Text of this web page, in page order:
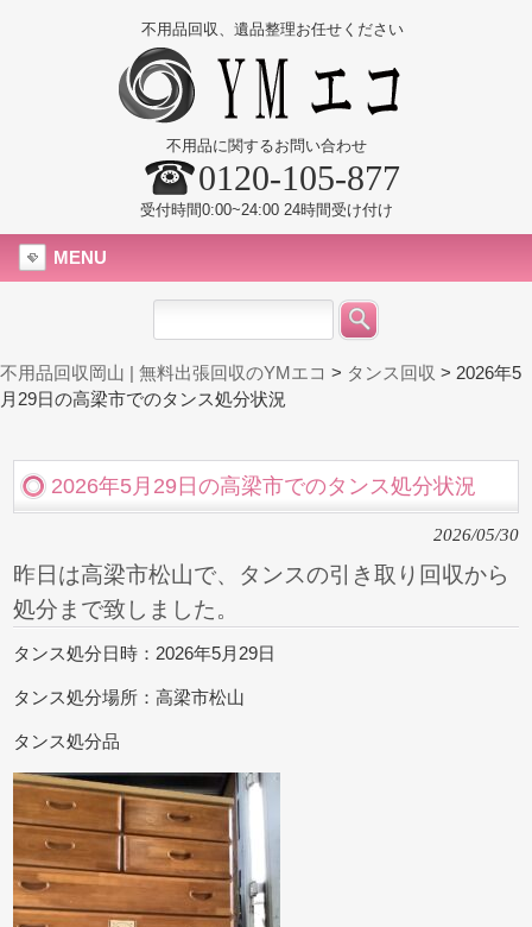
不用品回収、遺品整理お任せください
不用品に関するお問い合わせ
0120-105-877
受付時間0:00~24:00 24時間受け付け
MENU
不用品回収岡山 | 無料出張回収のYMエコ > タンス回収 > 2026年5
月29日の高梁市でのタンス処分状況
2026年5月29日の高梁市でのタンス処分状況
2026/05/30
昨日は高梁市松山で、タンスの引き取り回収から
処分まで致しました。
タンス処分日時：2026年5月29日
タンス処分場所：高梁市松山
タンス処分品